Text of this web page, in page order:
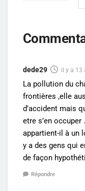
dede29 il y a 13
La pollution du
frontières ,elle
d’accident mais
etre s’en
appartient-il à un
y a des gens qui
de façon
Répondre